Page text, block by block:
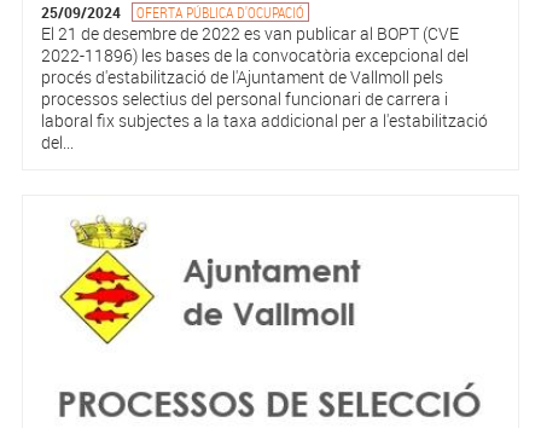
25/09/2024 OFERTA PÚBLICA D'OCUPACIÓ
El 21 de desembre de 2022 es van publicar al BOPT (CVE
2022-11896) les bases de la convocatòria excepcional del
procés d'estabilització de l'Ajuntament de Vallmoll pels
processos selectius del personal funcionari de carrera i
laboral fix subjectes a la taxa addicional per a l'estabilització
del...